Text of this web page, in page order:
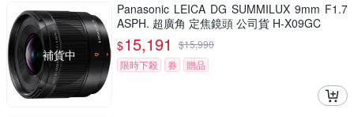
補貨中
Panasonic LEICA DG SUMMILUX 9mm F1.7
ASPH. 超廣角 定焦鏡頭 公司貨 H-X09GC
$15,191 $15,990
限時下殺
券 贈品